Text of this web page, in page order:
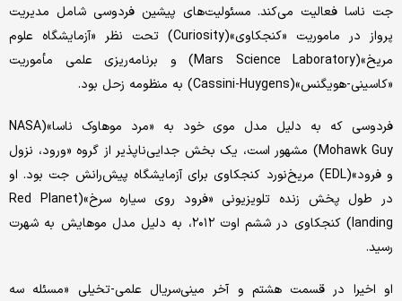
جت ناسا فعالیت می‌کند. مسئولیت‌های پیشین فردوسی شامل مدیریت
پرواز در ماموریت «کنجکاوی»(Curiosity) تحت نظر «آزمایشگاه علوم
مریخ»(Mars Science Laboratory) و برنامه‌ریزی علمی مأموریت
«کاسینی-هویگنس»(Cassini-Huygens) به منظومه زحل بود.
فردوسی که به دلیل مدل موی خود به «مرد موهاوک ناسا»(NASA
Mohawk Guy) مشهور است، یک بخش جدایی‌ناپذیر از گروه «ورود، نزول
و فرود»(EDL) مریخ‌نورد کنجکاوی برای آزمایشگاه پیش‌رانش جت بود. او
در طول پخش زنده تلویزیونی «فرود روی سیاره سرخ»(Red Planet
landing) کنجکاوی در ششم اوت ۲۰۱۲، به دلیل مدل موهایش به شهرت
رسید.
او اخیرا در قسمت هشتم و آخر مینی‌سریال علمی-تخیلی «مسئله سه